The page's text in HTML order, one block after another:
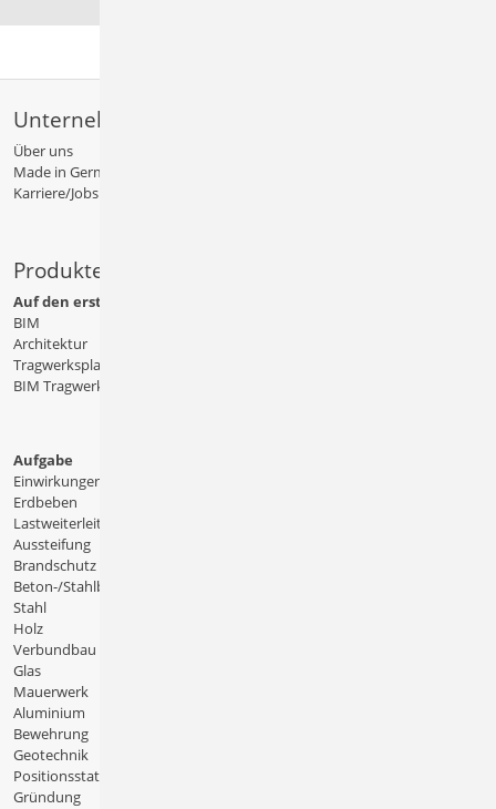
Unternehmen
Über uns
Made in Germany
Karriere/Jobs
Produkte
Auf den ersten Blick
BIM
Architektur
Tragwerksplanung
BIM Tragwerksplanung
Aufgabe
Einwirkungen
Erdbeben
Lastweiterleitung
Aussteifung
Brandschutz
Beton-/Stahlbeton
Stahl
Holz
Verbundbau
Glas
Mauerwerk
Aluminium
Bewehrung
Geotechnik
Positionsstatik
Gründung